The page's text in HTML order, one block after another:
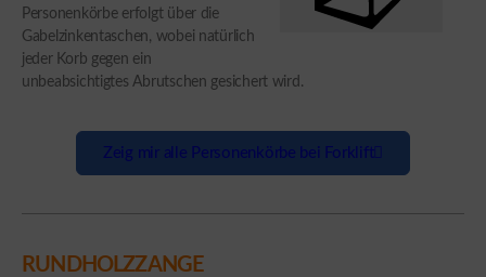
Personenkörbe erfolgt über die
Gabelzinkentaschen, wobei natürlich
jeder Korb gegen ein
unbeabsichtigtes Abrutschen gesichert wird.
Zeig mir alle Personenkörbe bei Forklift
RUNDHOLZZANGE